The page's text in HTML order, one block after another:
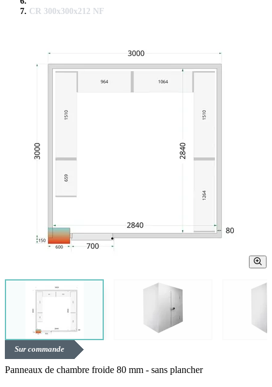
CR 300x300x212 NF
Sur commande
Panneaux de chambre froide 80 mm - sans plancher